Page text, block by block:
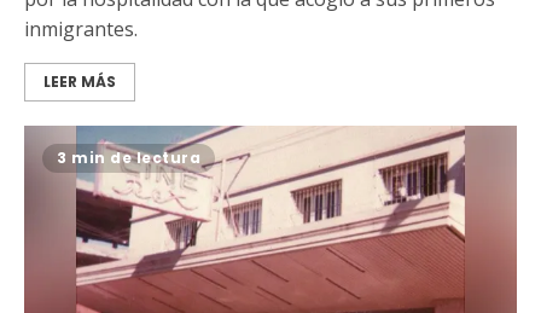
inmigrantes.
LEER MÁS
3 min de lectura